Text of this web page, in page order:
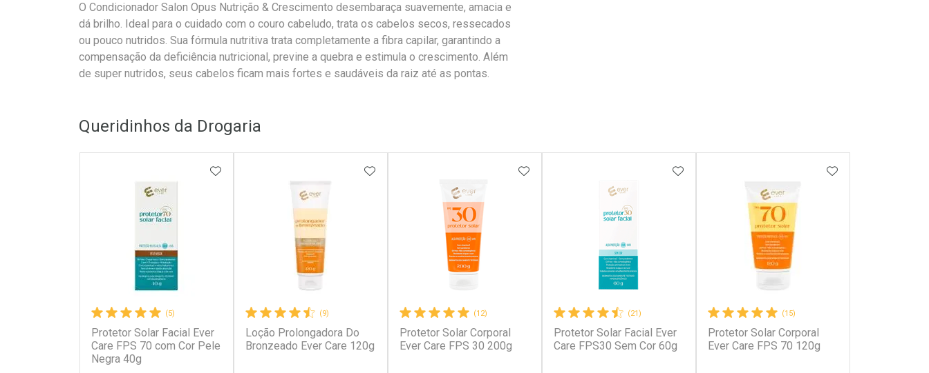
O Condicionador Salon Opus Nutrição & Crescimento desembaraça suavemente, amacia e
dá brilho. Ideal para o cuidado com o couro cabeludo, trata os cabelos secos, ressecados
ou pouco nutridos. Sua fórmula nutritiva trata completamente a fibra capilar, garantindo a
compensação da deficiência nutricional, previne a quebra e estimula o crescimento. Além
de super nutridos, seus cabelos ficam mais fortes e saudáveis da raiz até as pontas.
Queridinhos da Drogaria
(5)
Protetor Solar Facial Ever
Care FPS 70 com Cor Pele
Negra 40g
ADICIONAR AOS FAVORITOS
(9)
Loção Prolongadora Do
Bronzeado Ever Care 120g
ADICIONAR AOS FAVORITOS
(12)
Protetor Solar Corporal
Ever Care FPS 30 200g
ADICIONAR AOS FAVORITOS
(21)
Protetor Solar Facial Ever
Care FPS30 Sem Cor 60g
ADICIONAR AOS FAVORITOS
(15)
Protetor Solar Corporal
Ever Care FPS 70 120g
ADICIONAR AOS